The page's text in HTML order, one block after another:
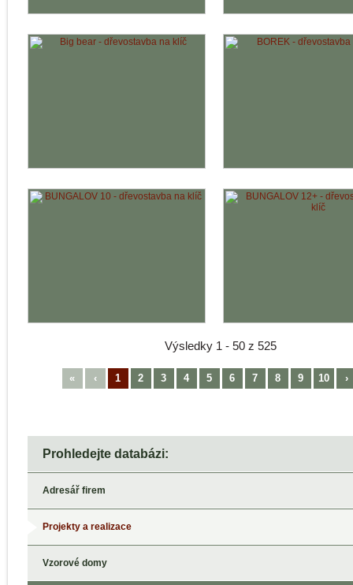
Výsledky 1 - 50 z 525
« ‹ 1 2 3 4 5 6 7 8 9 10 ›
Prohledejte databázi:
Adresář firem
Projekty a realizace
Vzorové domy